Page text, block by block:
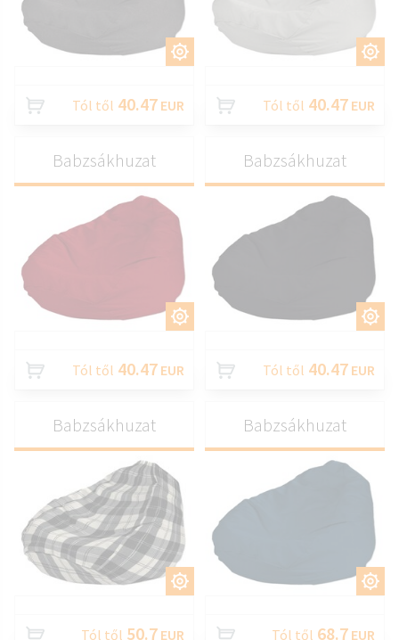
TESTRESZAB
Tól től 40.47 EUR
TESTRESZAB
Tól től 40.47 EUR
TESTRESZAB
Babzsákhuzat
Tól től 40.47 EUR
TESTRESZAB
Babzsákhuzat
Tól től 40.47 EUR
TESTRESZAB
Babzsákhuzat
Tól től 50.7 EUR
TESTRESZAB
Babzsákhuzat
Tól től 68.7 EUR